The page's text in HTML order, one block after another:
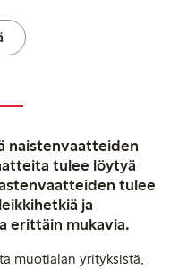
naistenvaatteiden
tulee löytyä
tulee
ja
erittäin mukavia.
muotialan yrityksistä,